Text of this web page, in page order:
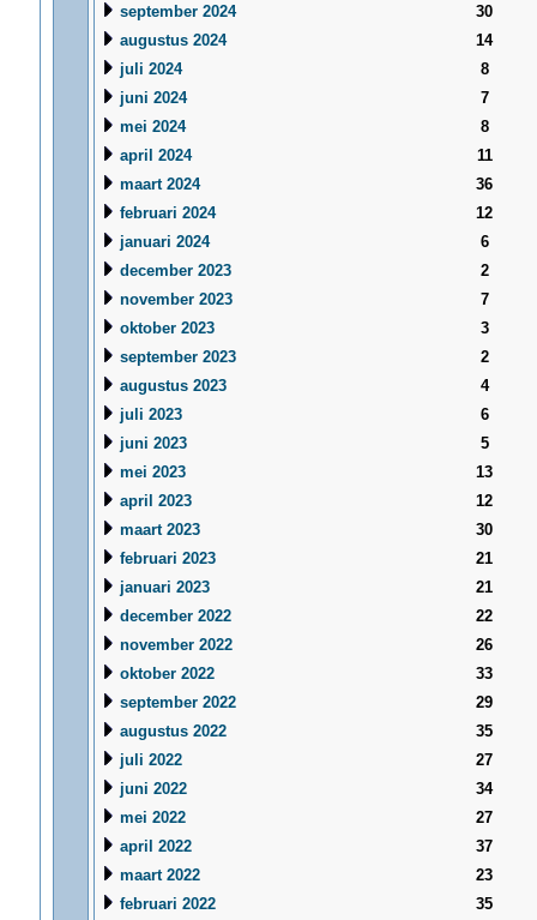
september 2024
30
augustus 2024
14
juli 2024
8
juni 2024
7
mei 2024
8
april 2024
11
maart 2024
36
februari 2024
12
januari 2024
6
december 2023
2
november 2023
7
oktober 2023
3
september 2023
2
augustus 2023
4
juli 2023
6
juni 2023
5
mei 2023
13
april 2023
12
maart 2023
30
februari 2023
21
januari 2023
21
december 2022
22
november 2022
26
oktober 2022
33
september 2022
29
augustus 2022
35
juli 2022
27
juni 2022
34
mei 2022
27
april 2022
37
maart 2022
23
februari 2022
35